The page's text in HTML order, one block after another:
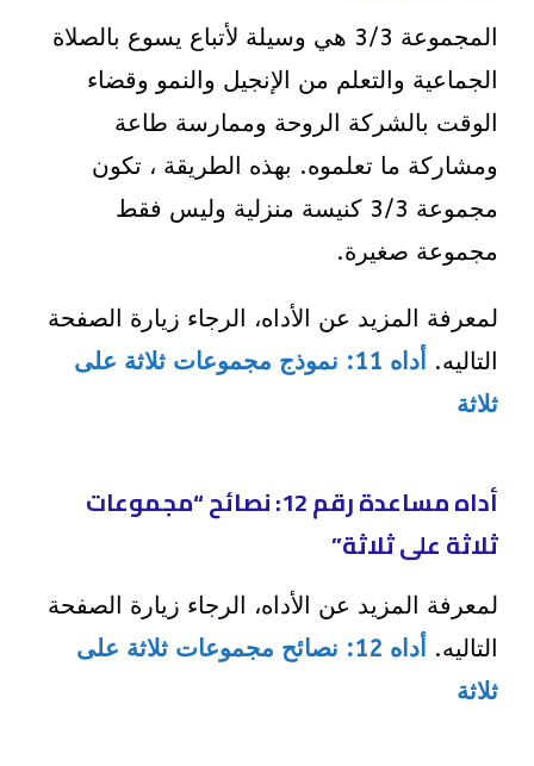
المجموعة 3/3 هي وسيلة لأتباع يسوع بالصلاة
الجماعية والتعلم من الإنجيل والنمو وقضاء
الوقت بالشركة الروحة وممارسة طاعة
ومشاركة ما تعلموه. بهذه الطريقة ، تكون
مجموعة 3/3 كنيسة منزلية وليس فقط
مجموعة صغيرة.
لمعرفة المزيد عن الأداه، الرجاء زيارة الصفحة
التاليه.
أداه 11: نموذج مجموعات ثلاثة على
ثلاثة
أداه مساعدة رقم 12: نصائح “مجموعات
ثلاثة على ثلاثة”
لمعرفة المزيد عن الأداه، الرجاء زيارة الصفحة
التاليه.
أداه 12: نصائح مجموعات ثلاثة على
ثلاثة